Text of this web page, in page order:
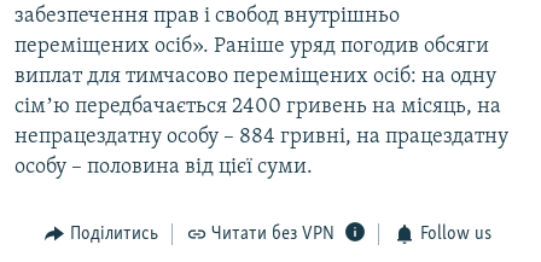
забезпечення прав і свобод внутрішньо
переміщених осіб». Раніше уряд погодив обсяги
виплат для тимчасово переміщених осіб: на одну
сімʼю передбачається 2400 гривень на місяць, на
непрацездатну особу – 884 гривні, на працездатну
особу – половина від цієї суми.
Поділитись Читати без VPN Follow us